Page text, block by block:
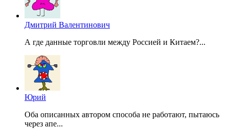
Дмитрий Валентинович
А где данные торговли между Россией и Китаем?...
Юрий
Оба описанных автором способа не работают, пытаюсь
через апе...